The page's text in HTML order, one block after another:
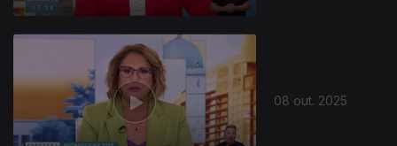
08 out. 2025